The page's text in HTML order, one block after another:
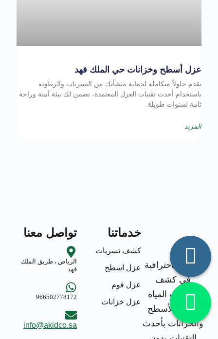
عزل أسطح وخزانات حي الملك فهد
نقدم حلولاً متكاملة لحماية منشأتك من التسربات والرطوبة
باستخدام أحدث تقنيات العزل المعتمدة، نضمن لك بيئة آمنة وراحة
تامة لسنوات طويلة.
المزيد
خدمات احترافية
في كشف
تسربات المياه
وعزل الأسطح
والخزانات بأحدث
خدماتنا
كشف تسربات
عزل اسطح
عزل فوم
عزل خزانات
تواصل معنا
الرياض ، طريق الملك
فهد
966502778172
info@akidco.sa